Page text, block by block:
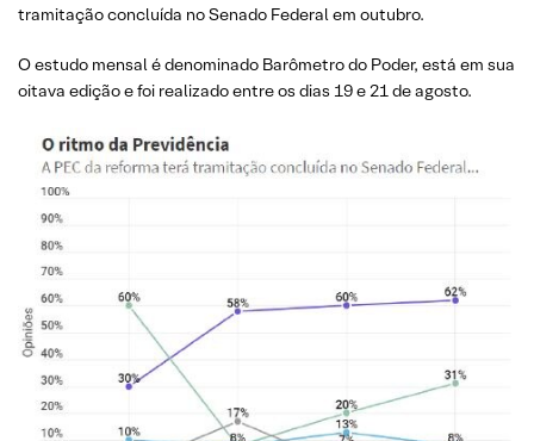
tramitação concluída no Senado Federal em outubro.
O estudo mensal é denominado Barômetro do Poder, está em sua
oitava edição e foi realizado entre os dias 19 e 21 de agosto.